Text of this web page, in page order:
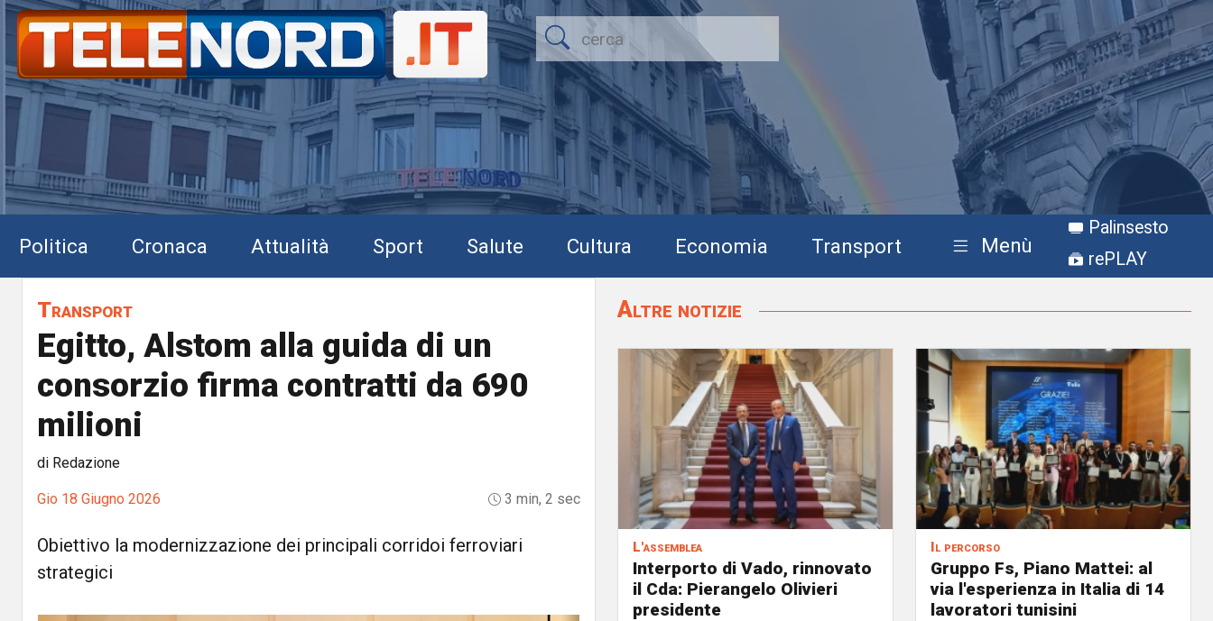
Politica Cronaca Attualità Sport Salute Cultura Economia Transport Menù
Palinsesto
rePLAY
Transport
Egitto, Alstom alla guida di un
consorzio firma contratti da 690
milioni
di Redazione
Gio 18 Giugno 2026 3 min, 2 sec
Obiettivo la modernizzazione dei principali corridoi ferroviari
strategici
Altre notizie
L'assemblea
Interporto di Vado, rinnovato
il Cda: Pierangelo Olivieri
presidente
Il percorso
Gruppo Fs, Piano Mattei: al
via l'esperienza in Italia di 14
lavoratori tunisini